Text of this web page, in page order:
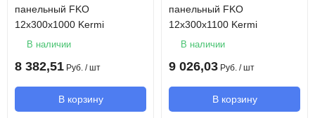
панельный FKO
12х300х1000 Kermi
В наличии
8 382,51 Руб. / шт
В корзину
панельный FKO
12х300х1100 Kermi
В наличии
9 026,03 Руб. / шт
В корзину